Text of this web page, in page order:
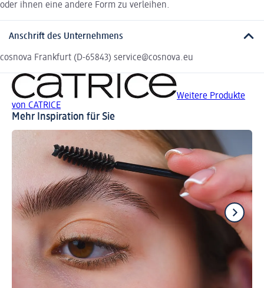
oder ihnen eine andere Form zu verleihen.
Anschrift des Unternehmens
cosnova Frankfurt (D-65843) service@cosnova.eu
Weitere Produkte
von CATRICE
Mehr Inspiration für Sie